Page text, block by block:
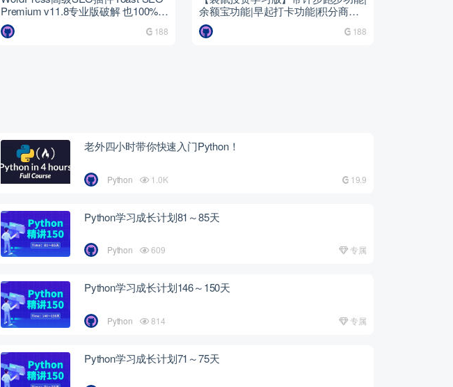
Premium v11.8专业版破解 也100%中
文汉化
188
余额宝功能|早起打卡功能|积分商城
金融众筹
188
老外四小时带你快速入门Python！
Python 1.0K 19.9
Python学习成长计划81～85天
Python 609 专属
Python学习成长计划146～150天
Python 814 专属
Python学习成长计划71～75天